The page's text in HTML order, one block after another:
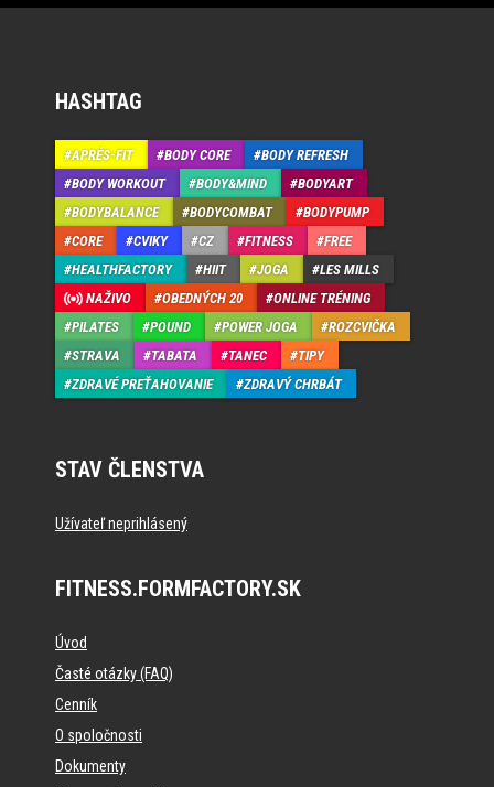
HASHTAG
APRÉS-FIT BODY CORE
BODY REFRESH
BODY WORKOUT
BODY&MIND
BODYART
BODYBALANCE
BODYCOMBAT
BODYPUMP
CORE
CVIKY CZ FITNESS
FREE
HEALTHFACTORY
HIIT JOGA
LES MILLS
NAŽIVO
OBEDNÝCH 20
ONLINE TRÉNING
PILATES
POUND POWER JOGA
ROZCVIČKA
STRAVA
TABATA TANEC
TIPY
ZDRAVÉ PREŤAHOVANIE
ZDRAVÝ CHRBÁT
STAV ČLENSTVA
Užívateľ neprihlásený
FITNESS.FORMFACTORY.SK
Úvod
Časté otázky (FAQ)
Cenník
O spoločnosti
Dokumenty